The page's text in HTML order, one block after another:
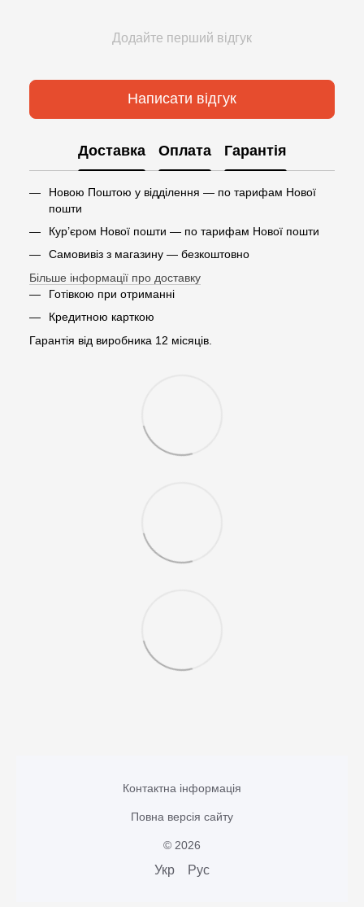
Додайте перший відгук
Написати відгук
Доставка Оплата Гарантія
Новою Поштою у відділення — по тарифам Нової
пошти
Кур’єром Нової пошти — по тарифам Нової пошти
Самовивіз з магазину — безкоштовно
Більше інформації про доставку
Готівкою при отриманні
Кредитною карткою
Гарантія від виробника 12 місяців.
Контактна інформація
Повна версія сайту
© 2026
Укр Рус